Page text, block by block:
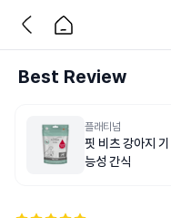
Best Review
플래티넘
핏 비츠 강아지 기
능성 간식